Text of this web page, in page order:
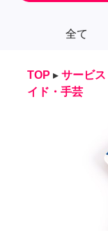
全て
TOP ▸ サービス
イド・手芸